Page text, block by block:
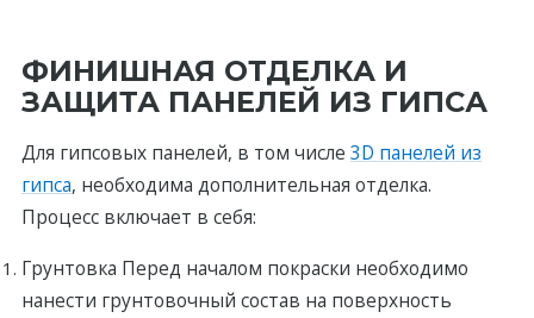
ФИНИШНАЯ ОТДЕЛКА И
ЗАЩИТА ПАНЕЛЕЙ ИЗ ГИПСА
Для гипсовых панелей, в том числе 3D панелей из
гипса, необходима дополнительная отделка.
Процесс включает в себя:
Грунтовка Перед началом покраски необходимо
нанести грунтовочный состав на поверхность